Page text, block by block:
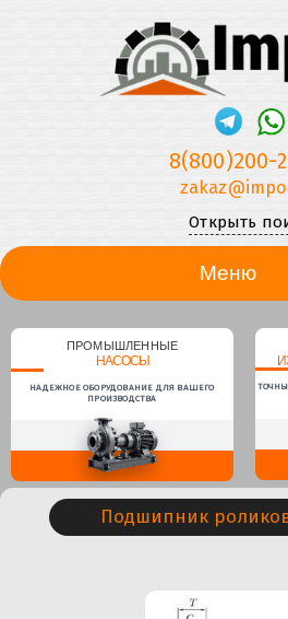
8(800)200-
Открыть
Меню
ПРОМЫШЛЕННЫЕ
НАСОСЫ
НАДЕЖНОЕ ОБОРУДОВАНИЕ ДЛЯ ВАШЕГО
ПРОИЗВОДСТВА
Подшипник